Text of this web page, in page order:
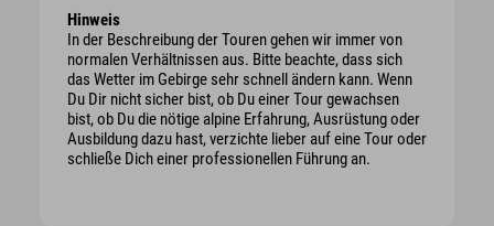
Hinweis
In der Beschreibung der Touren gehen wir immer von
normalen Verhältnissen aus. Bitte beachte, dass sich
das Wetter im Gebirge sehr schnell ändern kann. Wenn
Du Dir nicht sicher bist, ob Du einer Tour gewachsen
bist, ob Du die nötige alpine Erfahrung, Ausrüstung oder
Ausbildung dazu hast, verzichte lieber auf eine Tour oder
schließe Dich einer professionellen Führung an.